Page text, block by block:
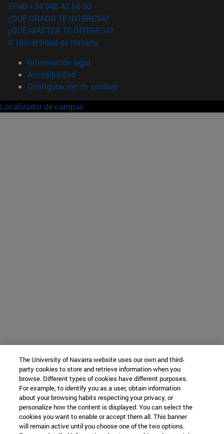
TFNO +34 948 42 56 00
¿QUÉ GRADO TE INTERESA?
¿QUÉ MÁSTER TE INTERESA?
© Universidad de Navarra
Información legal
Accesibilidad
Configuración de cookies
Localizador de campus
The University of Navarra website uses our own and third-
party cookies to store and retrieve information when you
browse. Different types of cookies have different purposes.
For example, to identify you as a user, obtain information
about your browsing habits respecting your privacy, or
personalize how the content is displayed. You can select the
cookies you want to enable or accept them all. This banner
will remain active until you choose one of the two options.